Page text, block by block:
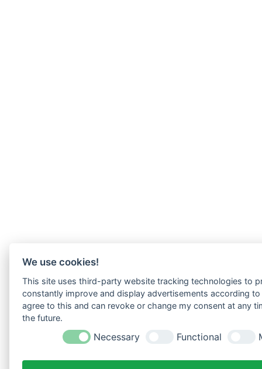
We use cookies!
This site uses third-party website tracking technologies to
constantly improve and display advertisements according
agree to this and can revoke or change my consent at any
the future.
Necessary Functional